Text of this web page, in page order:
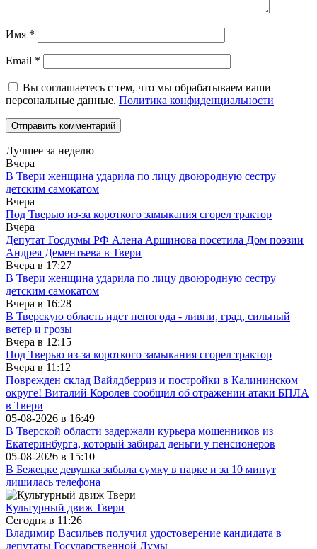
Имя *
Email *
Вы соглашаетесь с тем, что мы обрабатываем ваши
персональные данные. Политика конфиденциальности
Лучшее за неделю
Вчера
В Твери женщина ударила по лицу двоюродную сестру
детским самокатом
Вчера
Под Тверью из-за короткого замыкания сгорел трактор
Вчера
Депутат Госдумы РФ Алена Аршинова посетила Дом поэзии
Андрея Дементьева в Твери
Вчера в 17:27
В Твери женщина ударила по лицу двоюродную сестру
детским самокатом
Вчера в 16:28
В Тверскую область идет непогода - ливни, град, сильный
ветер и грозы
Вчера в 12:15
Под Тверью из-за короткого замыкания сгорел трактор
Вчера в 11:12
Поврежден склад Вайлдберриз и постройки в Калининском
округе! Виталий Королев сообщил об отражении атаки БПЛА
в Твери
05-08-2026 в 16:49
В Тверской области задержали курьера мошенников из
Екатеринбурга, который забирал деньги у пенсионеров
05-08-2026 в 15:10
В Бежецке девушка забыла сумку в парке и за 10 минут
лишилась телефона
Культурный движ Твери
Сегодня в 11:26
Владимир Васильев получил удостоверение кандидата в
депутаты Государственной Думы